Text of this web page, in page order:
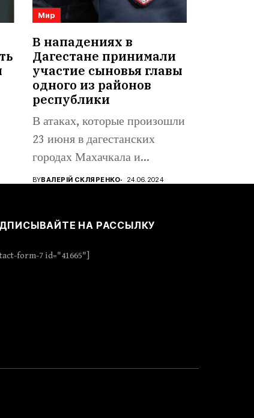
Мир
В нападениях в
Дагестане принимали
участие сыновья главы
одного из районов
республики
В атаках, которые произошли
23 июня в дагестанских
городах Махачкала и
Дербент,...
BYВАЛЕРІЙ СКЛЯРЕНКО 24.06.2024
НА РАССЫЛКУ
form-7 id="41665"]